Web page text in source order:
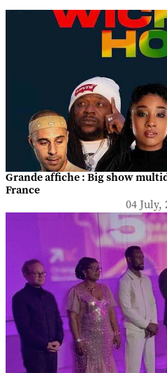
Grande affiche : Big show
France
04 July,